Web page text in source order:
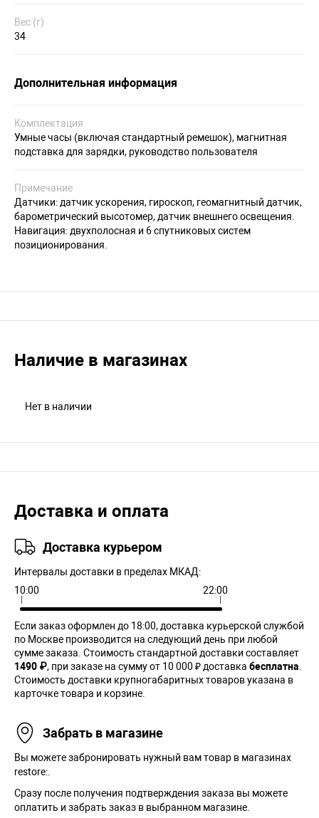
Вес (г)
34
Дополнительная информация
Комплектация
Умные часы (включая стандартный ремешок), магнитная
подставка для зарядки, руководство пользователя
Примечание
Датчики: датчик ускорения, гироскоп, геомагнитный датчик,
барометрический высотомер, датчик внешнего освещения.
Навигация: двухполосная и 6 спутниковых систем
позиционирования.
Наличие в магазинах
Нет в наличии
Доставка и оплата
Доставка курьером
Интервалы доставки в пределах МКАД:
10:00
22:00
Если заказ оформлен до 18:00, доставка курьерской службой
по Москве производится на следующий день при любой
сумме заказа. Cтоимость стандартной доставки составляет
1490 ₽, при заказе на сумму от 10 000 ₽ доставка бесплатна
Стоимость доставки крупногабаритных товаров указана в
карточке товара и корзине.
Забрать в магазине
Вы можете забронировать нужный вам товар в магазинах
restore:.
Сразу после получения подтверждения заказа вы можете
оплатить и забрать заказ в выбранном магазине.